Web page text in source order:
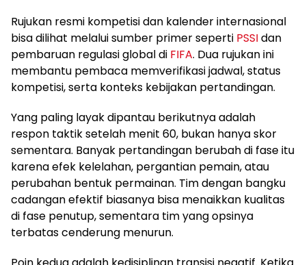
Rujukan resmi kompetisi dan kalender internasional
bisa dilihat melalui sumber primer seperti PSSIdan
pembaruan regulasi global di FIFA. Dua rujukan ini
membantu pembaca memverifikasi jadwal, status
kompetisi, serta konteks kebijakan pertandingan.
Yang paling layak dipantau berikutnya adalah
respon taktik setelah menit 60, bukan hanya skor
sementara. Banyak pertandingan berubah di fase itu
karena efek kelelahan, pergantian pemain, atau
perubahan bentuk permainan. Tim dengan bangku
cadangan efektif biasanya bisa menaikkan kualitas
di fase penutup, sementara tim yang opsinya
terbatas cenderung menurun.